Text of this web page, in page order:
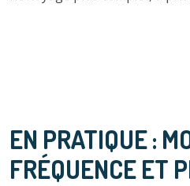
EN PRATIQUE :
FRÉQUENCE ET